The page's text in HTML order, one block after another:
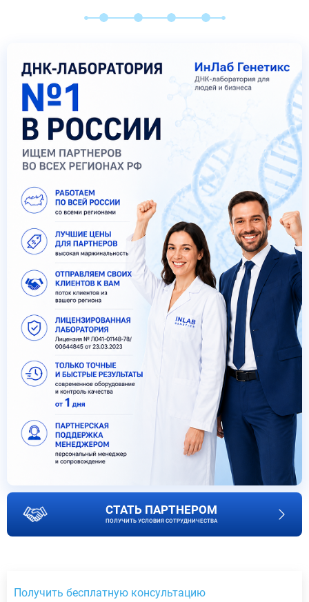
СТАТЬ ПАРТНЕРОМ
ПОЛУЧИТЬ УСЛОВИЯ СОТРУДНИЧЕСТВА
Получить бесплатную консультацию